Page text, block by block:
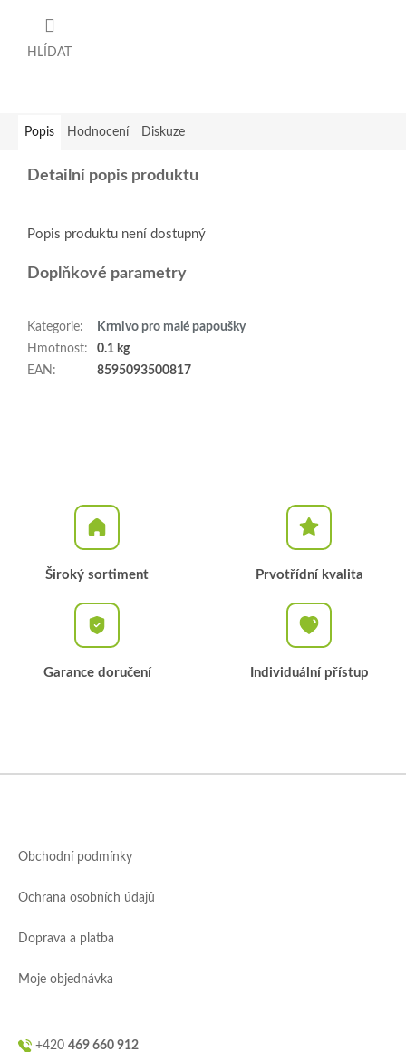
HLÍDAT
Popis Hodnocení Diskuze
Detailní popis produktu
Popis produktu není dostupný
Doplňkové parametry
Kategorie:
Krmivo pro malé papoušky
Hmotnost:
0.1 kg
EAN : 8595093500817
Široký sortiment Prvotřídní kvalita
Garance doručení Individuální přístup
Obchodní podmínky
Ochrana osobních údajů
Doprava a platba
Moje objednávka
+420 469 660 912